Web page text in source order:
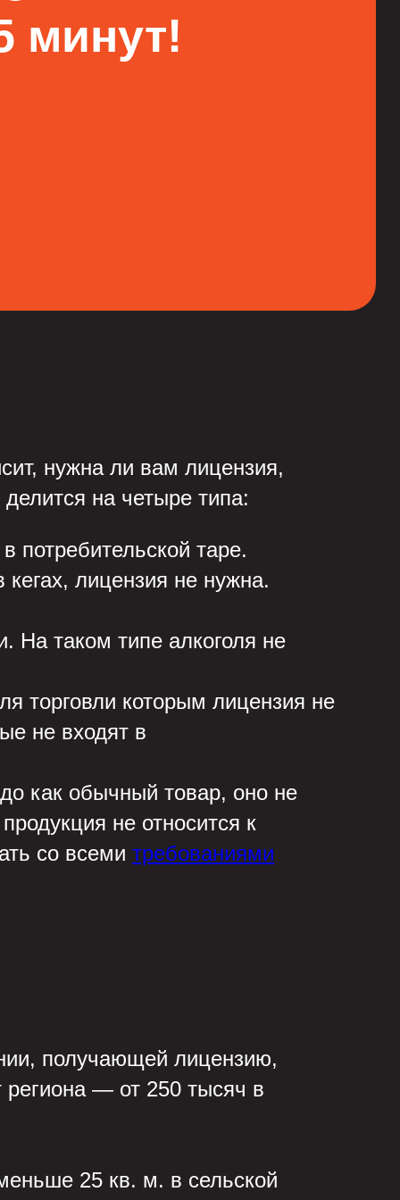
минут!
нужна ли вам лицензия,
на четыре типа:
потребительской таре.
лицензия не нужна.
На таком типе алкоголя не
торговли которым лицензия не
не входят в
как обычный товар, оно не
не относится к
со всеми требованиями
получающей лицензию,
— от 250 тысяч в
25 кв. м. в сельской